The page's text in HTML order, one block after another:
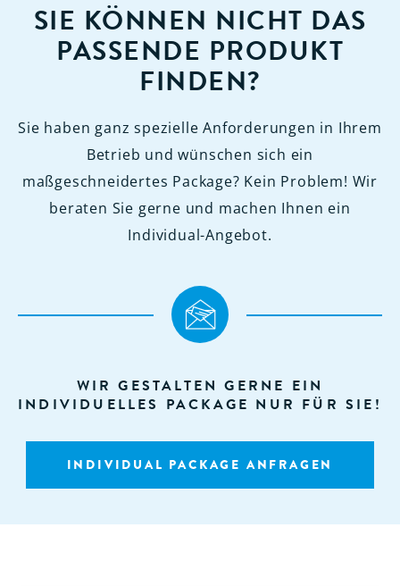
SIE KÖNNEN NICHT DAS
PASSENDE PRODUKT
FINDEN?
Sie haben ganz spezielle Anforderungen in Ihrem
Betrieb und wünschen sich ein
maßgeschneidertes Package? Kein Problem! Wir
beraten Sie gerne und machen Ihnen ein
Individual-Angebot.
WIR GESTALTEN GERNE EIN
INDIVIDUELLES PACKAGE NUR FÜR SIE!
INDIVIDUAL PACKAGE ANFRAGEN